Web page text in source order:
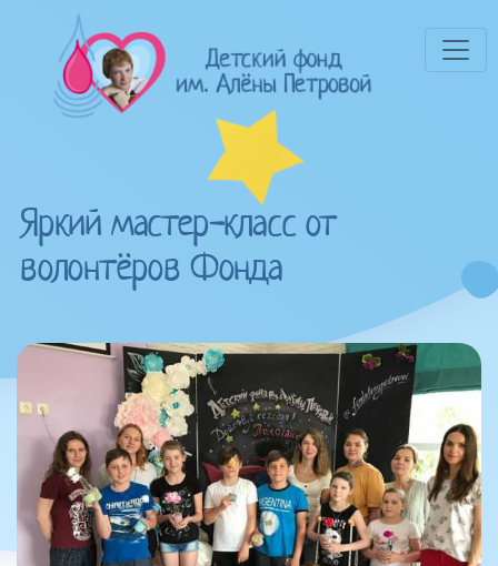
Яркий мастер-класс от
волонтёров Фонда